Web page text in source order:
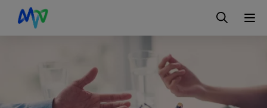
Zur Hauptnavigation springen
Zum Hauptinhalt springen
Zur Footernavigation springen